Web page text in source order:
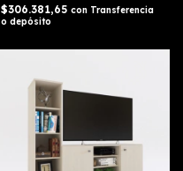
$306.381,65 con Transferencia
o depósito